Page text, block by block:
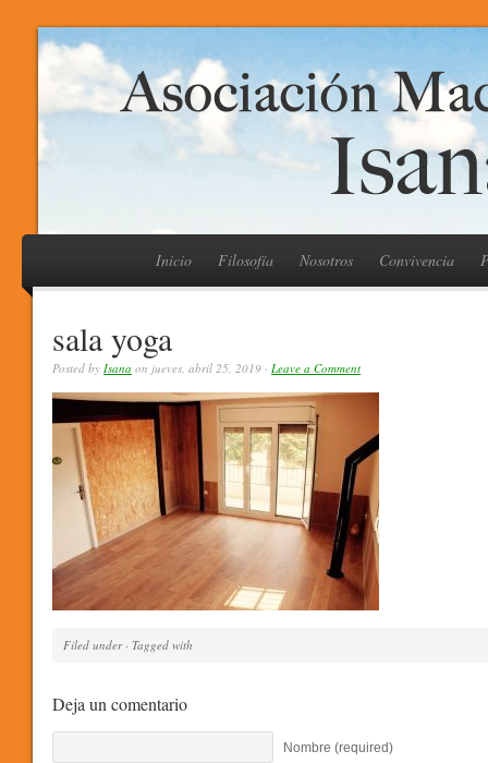
Inicio Filosofía Nosotros Convivencia
sala yoga
Posted by Isana on jueves, abril 25, 2019 · Leave a Comment
Filed under · Tagged with
Deja un comentario
Nombre (required)